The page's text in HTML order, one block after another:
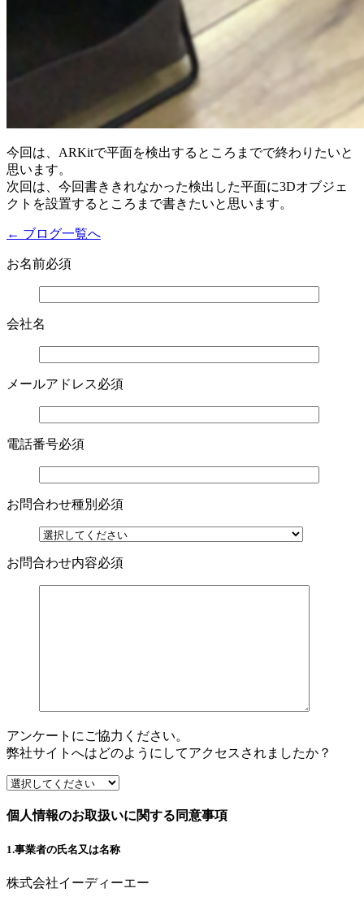
今回は、ARKitで平面を検出するところまでで終わりたいと
思います。
次回は、今回書ききれなかった検出した平面に3Dオブジェ
クトを設置するところまで書きたいと思います。
← ブログ一覧へ
お名前必須
会社名
メールアドレス必須
電話番号必須
お問合わせ種別 必須
お問合わせ内容必須
アンケートにご協力ください。
弊社サイトへはどのようにしてアクセスされましたか？
個人情報のお取扱いに関する同意事項
1.事業者の氏名又は名称
株式会社イーディーエー